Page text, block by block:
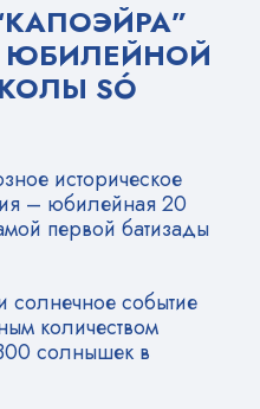
ЮБИЛЕЙНОЙ
SÓ
историческое
– юбилейная 20
первой батизады
солнечное событие
количеством
солнышек в